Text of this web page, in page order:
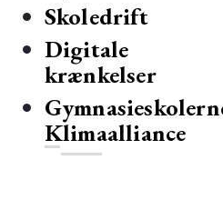
Skoledrift
Digitale
krænkelser
Klimaalliance